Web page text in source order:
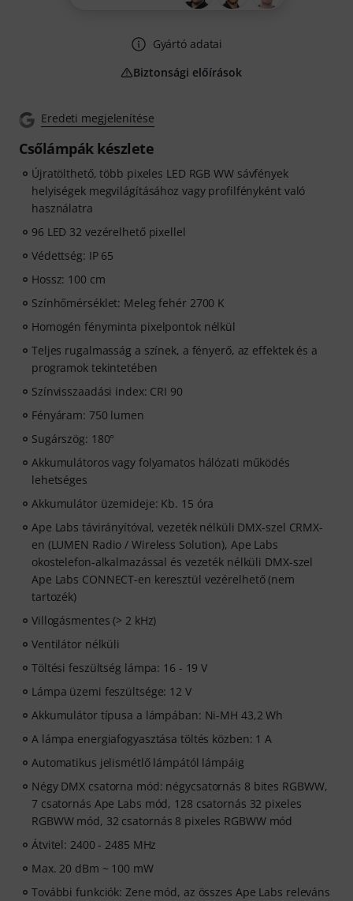
Eredeti megjelenítése
Csőlámpák készlete
Újratölthető, több pixeles LED RGB WW sávfények
helyiségek megvilágításához vagy profilfényként való
használatra
96 LED 32 vezérelhető pixellel
Védettség: IP 65
Hossz: 100 cm
Színhőmérséklet: Meleg fehér 2700 K
Homogén fényminta pixelpontok nélkül
Teljes rugalmasság a színek, a fényerő, az effektek és a
programok tekintetében
Színvisszaadási index: CRI 90
Fényáram: 750 lumen
Sugárszög: 180°
Akkumulátoros vagy folyamatos hálózati működés
lehetséges
Akkumulátor üzemideje: Kb. 15 óra
Ape Labs távirányítóval, vezeték nélküli DMX-szel CRMX-
en (LUMEN Radio / Wireless Solution), Ape Labs
okostelefon-alkalmazással és vezeték nélküli DMX-szel
Ape Labs CONNECT-en keresztül vezérelhető (nem
tartozék)
Villogásmentes (> 2 kHz)
Ventilátor nélküli
Töltési feszültség lámpa: 16 - 19 V
Lámpa üzemi feszültsége: 12 V
Akkumulátor típusa a lámpában: Ni-MH 43,2 Wh
A lámpa energiafogyasztása töltés közben: 1 A
Automatikus jelismétlő lámpától lámpáig
Négy DMX csatorna mód: négycsatornás 8 bites RGBWW,
7 csatornás Ape Labs mód, 128 csatornás 32 pixeles
RGBWW mód, 32 csatornás 8 pixeles RGBWW mód
Átvitel: 2400 - 2485 MHz
Max. 20 dBm ~ 100 mW
További funkciók: Zene mód, az összes Ape Labs releváns
Gyártó adatai
Biztonsági előírások